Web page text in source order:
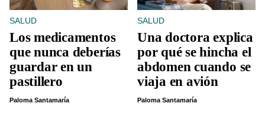
SALUD
Los medicamentos
que nunca deberías
guardar en un
pastillero
Paloma Santamaría
SALUD
Una doctora explica
por qué se hincha el
abdomen cuando se
viaja en avión
Paloma Santamaría